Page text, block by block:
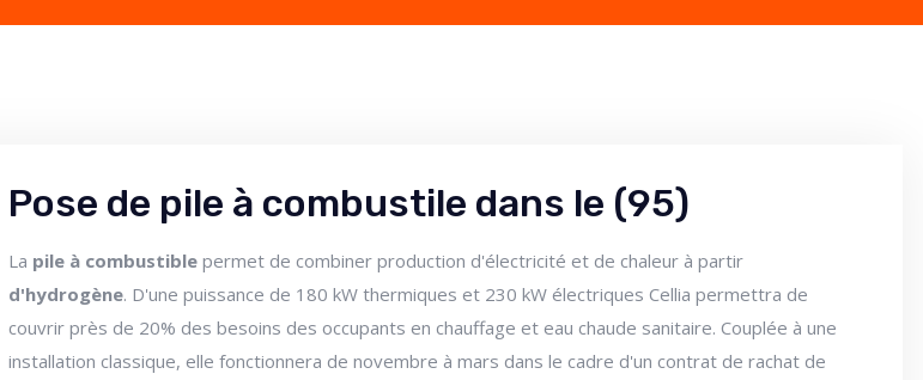
Pose de pile à combustile dans le (95)
La pile à combustible permet de combiner production d'électricité et de chaleur à partir
d'hydrogène. D'une puissance de 180 kW thermiques et 230 kW électriques Cellia permettra de
couvrir près de 20% des besoins des occupants en chauffage et eau chaude sanitaire. Couplée à une
installation classique, elle fonctionnera de novembre à mars dans le cadre d'un contrat de rachat de